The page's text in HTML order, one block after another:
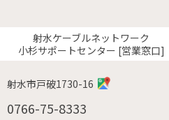
射水ケーブルネットワーク
小杉サポートセンター [営業窓口]
射水市戸破1730-16
0766-75-8333